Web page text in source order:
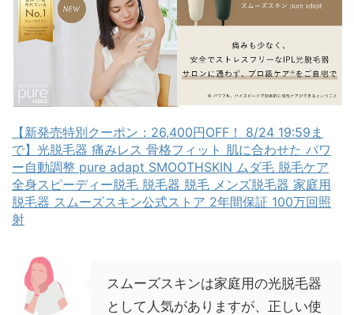
【新発売特別クーポン：26,400円OFF！ 8/24 19:59ま
で】光脱毛器 痛みレス 骨格フィット 肌に合わせた パワ
ー自動調整 pure adapt SMOOTHSKIN ムダ毛 脱毛ケア
全身スピーディー脱毛 脱毛器 脱毛 メンズ脱毛器 家庭用
脱毛器 スムーズスキン公式ストア 2年間保証 100万回照
射
スムーズスキンは家庭用の光脱毛器
として人気がありますが、正しい使